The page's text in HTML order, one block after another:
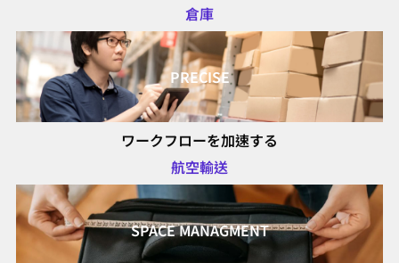
倉庫
PRECISE
ワークフローを加速する
航空輸送
SPACE MANAGMENT